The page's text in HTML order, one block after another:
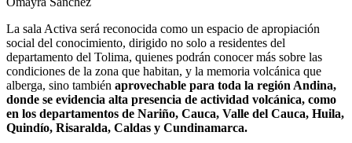
La sala Activa será reconocida como un espacio de apropiación
social del conocimiento, dirigido no solo a residentes del
departamento del Tolima, quienes podrán conocer más sobre las
condiciones de la zona que habitan, y la memoria volcánica que
alberga, sino también aprovechable para toda la región Andina,
donde se evidencia alta presencia de actividad volcánica, como
en los departamentos de Nariño, Cauca, Valle del Cauca, Huila,
Quindío, Risaralda, Caldas y Cundinamarca.